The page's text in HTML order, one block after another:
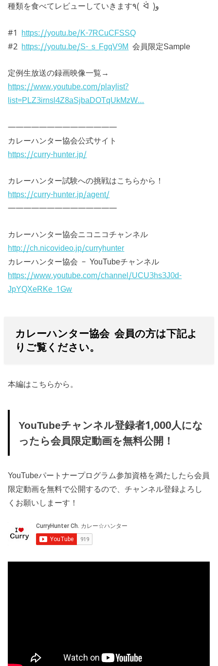
種類を食べてレビューしていきます٩( ᐛ )و
#1 https://youtu.be/K-7RCuCFSSQ
#2 https://youtu.be/S-_s_FgqV9M 会員限定Sample
定例生放送の録画映像一覧→
https://www.youtube.com/playlist?
list=PLZ3irnsl4Z8aSjbaDOTqUkMzW…
——————————————
カレーハンター協会公式サイト
https://curry-hunter.jp/
カレーハンター試験への挑戦はこちらから！
https://curry-hunter.jp/agent/
——————————————
カレーハンター協会ニコニコチャンネル
http://ch.nicovideo.jp/curryhunter
カレーハンター協会 – YouTubeチャンネル
https://www.youtube.com/channel/UCU3hs3J0d-
JpYQXeRKe_1Gw
カレーハンター協会 会員の方は下記よ
りご覧ください。
本編はこちらから。
YouTubeチャンネル登録者1,000人にな
ったら会員限定動画を無料公開！
YouTubeパートナープログラム参加資格を満たしたら会員
限定動画を無料で公開するので、チャンネル登録よろし
くお願いしまーす！